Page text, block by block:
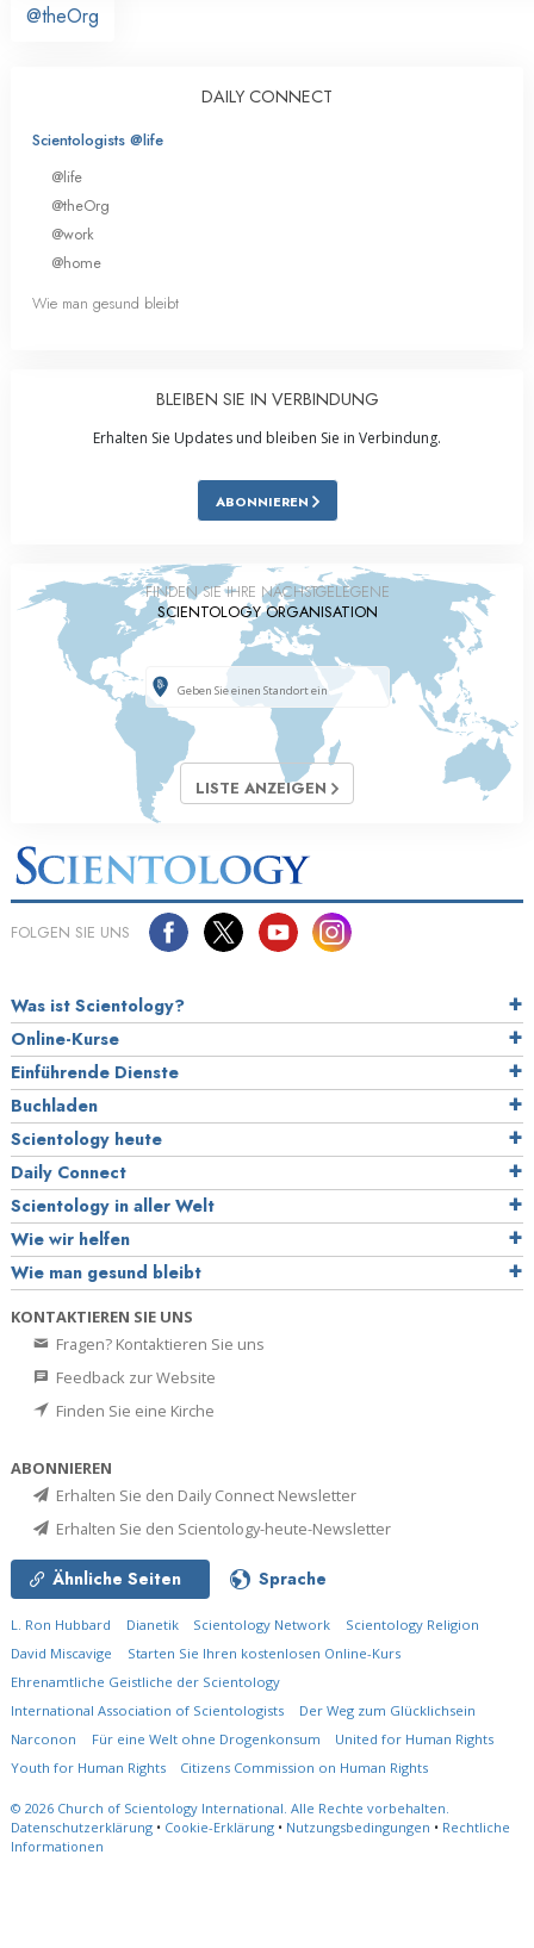
@theOrg
DAILY CONNECT
Scientologists @life
@life
@theOrg
@work
@home
Wie man gesund bleibt
BLEIBEN SIE IN VERBINDUNG
Erhalten Sie Updates und bleiben Sie in Verbindung.
ABONNIEREN
FINDEN SIE IHRE NÄCHSTGELEGENE
SCIENTOLOGY ORGANISATION
LISTE ANZEIGEN
FOLGEN SIE UNS
Was ist Scientology?
Online-Kurse
Einführende Dienste
Buchladen
Scientology heute
Daily Connect
Scientology in aller Welt
Wie wir helfen
Wie man gesund bleibt
KONTAKTIEREN SIE UNS
Fragen? Kontaktieren Sie uns
Feedback zur Website
Finden Sie eine Kirche
ABONNIEREN
Erhalten Sie den Daily Connect Newsletter
Erhalten Sie den Scientology-heute-Newsletter
Ähnliche Seiten Sprache
L. Ron Hubbard Dianetik Scientology Network
Scientology Religion
David Miscavige
Starten Sie Ihren kostenlosen Online-Kurs
Ehrenamtliche Geistliche der Scientology
International Association of Scientologists
Der Weg zum Glücklichsein
Narconon
Für eine Welt ohne Drogenkonsum
United for Human Rights
Youth for Human Rights
Citizens Commission on Human Rights
© 2026 Church of Scientology International. Alle Rechte vorbehalten.
Datenschutzerklärung • Cookie-Erklärung • Nutzungsbedingungen • Rechtliche
Informationen